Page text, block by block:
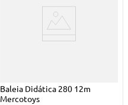
Baleia Didática 280 12m
Mercotoys